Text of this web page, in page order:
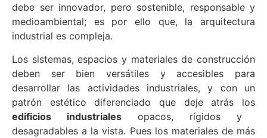
debe ser innovador, pero sostenible, responsable y
medioambiental; es por ello que, la arquitectura
industrial es compleja.
Los sistemas, espacios y materiales de construcción
deben ser bien versátiles y accesibles para
desarrollar las actividades industriales, y con un
patrón estético diferenciado que deje atrás los
edificios industriales opacos, rígidos y
desagradables a la vista. Pues los materiales de más